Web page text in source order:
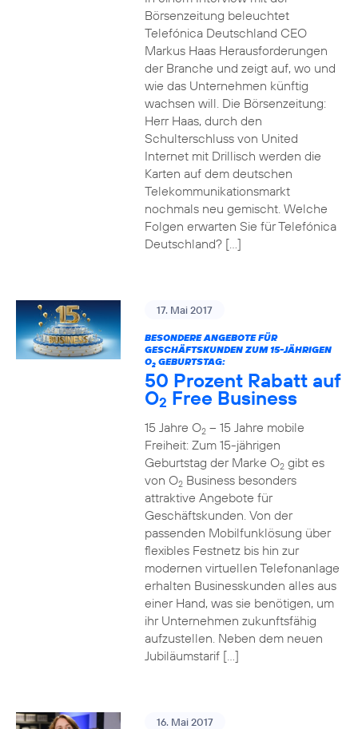
Börsenzeitung beleuchtet
Telefónica Deutschland CEO
Markus Haas Herausforderungen
der Branche und zeigt auf, wo und
wie das Unternehmen künftig
wachsen will. Die Börsenzeitung:
Herr Haas, durch den
Schulterschluss von United
Internet mit Drillisch werden die
Karten auf dem deutschen
Telekommunikationsmarkt
nochmals neu gemischt. Welche
Folgen erwarten Sie für Telefónica
Deutschland? […]
17. Mai 2017
BESONDERE ANGEBOTE FÜR
GESCHÄFTSKUNDEN ZUM 15-JÄHRIGEN
O2GEBURTSTAG:
50 Prozent Rabatt auf
O2 Free Business
15 Jahre O2– 15 Jahre mobile
Freiheit: Zum 15-jährigen
Geburtstag der Marke O2gibt es
von O2Business besonders
attraktive Angebote für
Geschäftskunden. Von der
passenden Mobilfunklösung über
flexibles Festnetz bis hin zur
modernen virtuellen Telefonanlage
erhalten Businesskunden alles aus
einer Hand, was sie benötigen, um
ihr Unternehmen zukunftsfähig
aufzustellen. Neben dem neuen
Jubiläumstarif […]
16. Mai 2017